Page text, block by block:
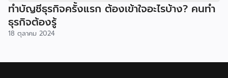
ทำบัญชีธุรกิจครั้งแรก ต้องเข้าใจอะไรบ้าง? คนทำ
ธุรกิจต้องรู้
18 ตุลาคม 2024